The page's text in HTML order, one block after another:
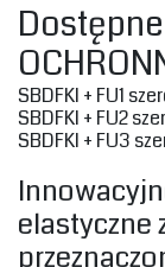
‎SBDFKI + FU1
‎SBDFKI + FU2
‎SBDFKI + FU3
elastyczne